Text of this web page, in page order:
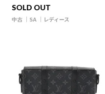
SOLD OUT
中古 SA レディース